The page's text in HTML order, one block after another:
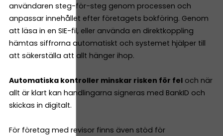
användaren steg-för-steg genom processen och
anpassar innehållet efter företagets bokföring. Genom
att läsa in en SIE-fil, eller använda en direktkoppling
hämtas siffrorna automatiskt och systemet hjälper till
att säkerställa att allt hänger ihop.
Automatiska kontroller minskar risken för fel och när
allt är klart kan handlingarna signeras med BankID och
skickas in digitalt.
För företag med revisor finns även stöd för